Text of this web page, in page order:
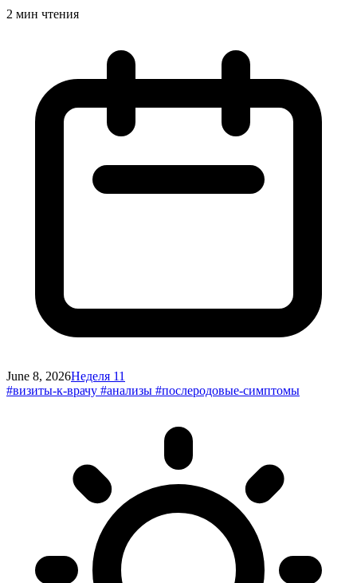
2 мин чтения
June 8, 2026Неделя 11
#визиты-к-врачу #анализы #послеродовые-симптомы